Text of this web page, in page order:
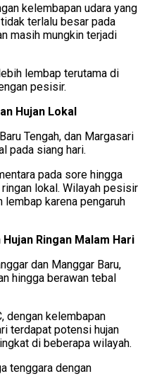
kelembapan udara yang
terlalu besar pada
masih mungkin terjadi
lembap terutama di
pesisir.
Hujan Lokal
Tengah, dan Margasari
pada siang hari.
pada sore hingga
lokal. Wilayah pesisir
karena pengaruh
Ringan Malam Hari
dan Manggar Baru,
hingga berawan tebal
dengan kelembapan
terdapat potensi hujan
di beberapa wilayah.
tenggara dengan